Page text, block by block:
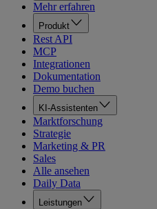
Mehr erfahren
Produkt
Rest API
MCP
Integrationen
Dokumentation
Demo buchen
KI-Assistenten
Marktforschung
Strategie
Marketing & PR
Sales
Alle ansehen
Daily Data
Leistungen